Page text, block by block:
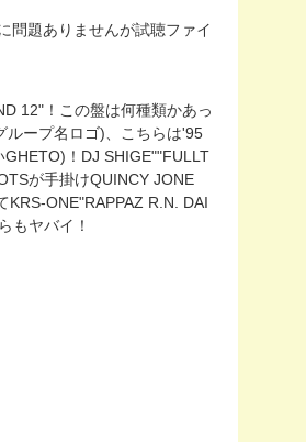
問題ありませんが試聴ファイ
12"！この盤は何種類かあっ
ループ名ロゴ)、こちらは'95
！DJ SHIGE""FULLT
が手掛けQUINCY JONE
ONE"RAPPAZ R.N. DAI
もヤバイ！